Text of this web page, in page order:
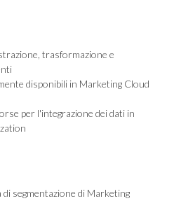
trasformazione e
disponibili in Marketing Cloud
per l'integrazione dei dati in
segmentazione di Marketing